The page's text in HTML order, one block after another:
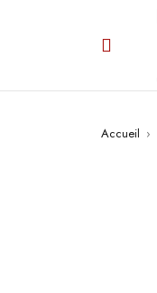
Accueil ›